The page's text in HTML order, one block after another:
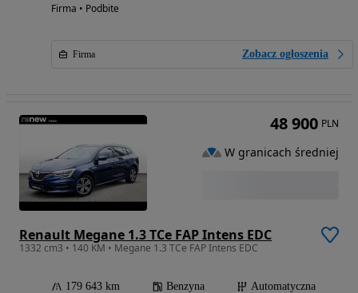
Firma • Podbite
Firma Zobacz ogłoszenia
Renault Megane 1.3 TCe FAP Intens EDC
1332 cm3 • 140 KM • Megane 1.3 TCe FAP Intens EDC
179 643 km Benzyna
Automatyczna
48 900 PLN
W granicach średniej